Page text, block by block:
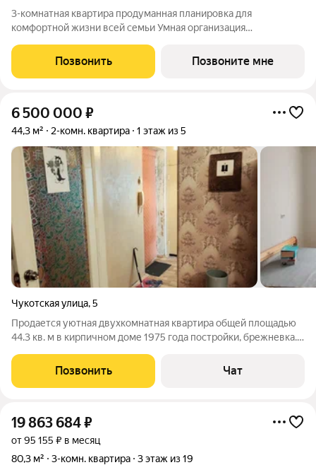
3-комнатная квартира продуманная планировка для
комфортной жизни всей семьи Умная организация
планировкой 2 отдельных санузла удобство для всех членовПозвонить Позвоните мне
6 500 000 ₽
44,3 м² 2-комн. квартира 1 этаж из 5
Чукотская улица,5
Продается уютная двухкомнатная квартира общей площадью
44.3 кв. м в кирпичном доме 1975 года постройки, брежневка.
Квартира расположена на первом этаже пятиэтажного дома.
Окна выходят во двор,
Позвонить Чат
19 863 684₽
от 95 155 ₽ в месяц
80,3 м²
3-комн. квартира 3 этаж из 19